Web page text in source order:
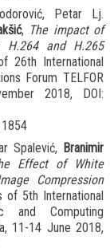
Petar Lj.
, The impact of
and H.265
26th International
Forum TELFOR
2018, DOI:
Spalević, Branimir
Effect of White
Compression
of 5th International
and Computing
11-14 June 2018,